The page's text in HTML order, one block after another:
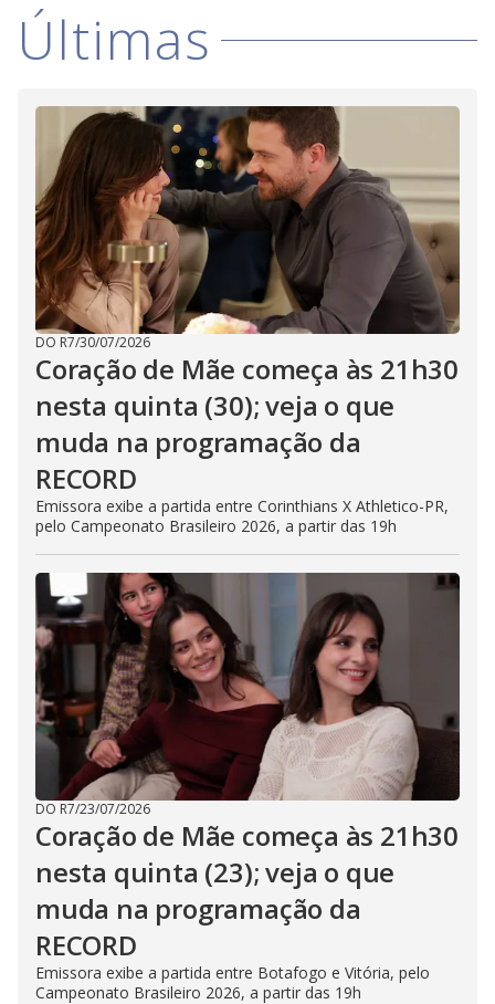
e
o
Últimas
DO R7/30/07/2026
Coração de Mãe começa às 21h30
nesta quinta (30); veja o que
muda na programação da
RECORD
Emissora exibe a partida entre Corinthians X Athletico-PR,
pelo Campeonato Brasileiro 2026, a partir das 19h
DO R7/23/07/2026
Coração de Mãe começa às 21h30
nesta quinta (23); veja o que
muda na programação da
RECORD
Emissora exibe a partida entre Botafogo e Vitória, pelo
Campeonato Brasileiro 2026, a partir das 19h